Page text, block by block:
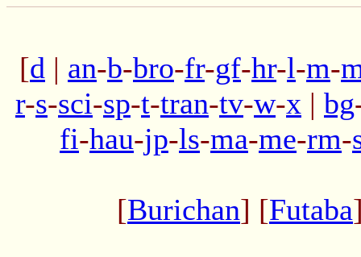
[d | an-b-bro-fr-gf-hr-l-m-
r-s-sci-sp-t-tran-tv-w-x | bg
fi-hau-jp-ls-ma-me-rm-
[Burichan] [Futaba